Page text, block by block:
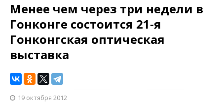
Менее чем через три недели в
Гонконге состоится 21-я
Гонконгская оптическая
выставка
19 октября 2012